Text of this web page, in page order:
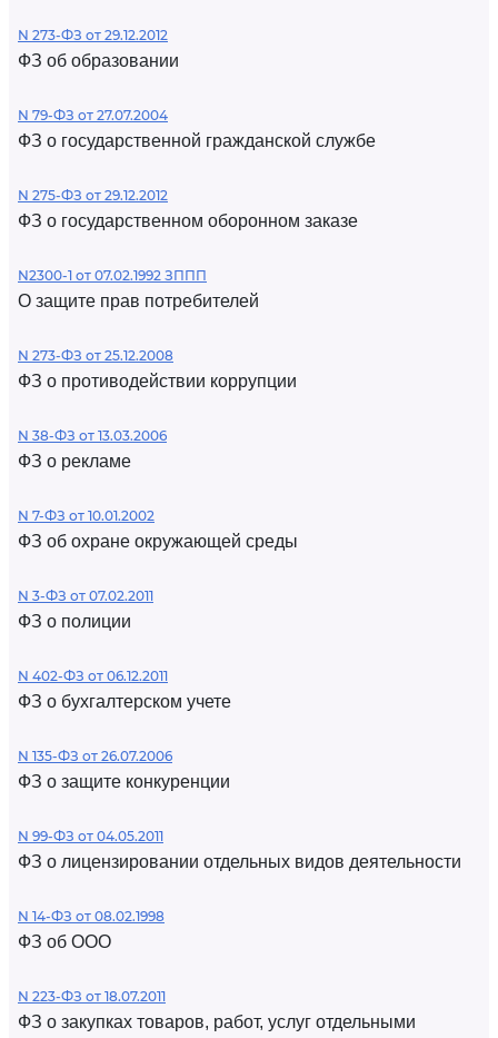
N 273-ФЗ от 29.12.2012
ФЗ об образовании
N 79-ФЗ от 27.07.2004
ФЗ о государственной гражданской службе
N 275-ФЗ от 29.12.2012
ФЗ о государственном оборонном заказе
N2300-1 от 07.02.1992 ЗППП
О защите прав потребителей
N 273-ФЗ от 25.12.2008
ФЗ о противодействии коррупции
N 38-ФЗ от 13.03.2006
ФЗ о рекламе
N 7-ФЗ от 10.01.2002
ФЗ об охране окружающей среды
N 3-ФЗ от 07.02.2011
ФЗ о полиции
N 402-ФЗ от 06.12.2011
ФЗ о бухгалтерском учете
N 135-ФЗ от 26.07.2006
ФЗ о защите конкуренции
N 99-ФЗ от 04.05.2011
ФЗ о лицензировании отдельных видов деятельности
N 14-ФЗ от 08.02.1998
ФЗ об ООО
N 223-ФЗ от 18.07.2011
ФЗ о закупках товаров, работ, услуг отдельными